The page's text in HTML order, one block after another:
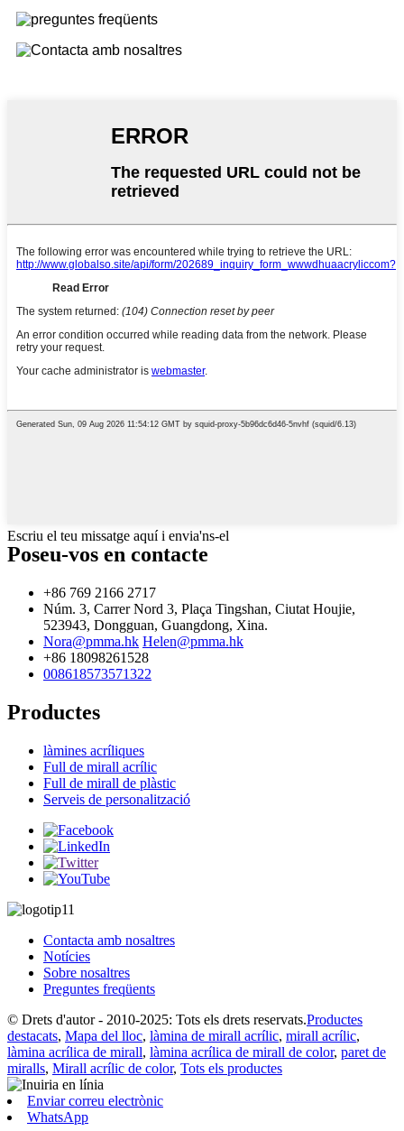
Escriu el teu missatge aquí i envia'ns-el
Poseu-vos en contacte
+86 769 2166 2717
Núm. 3, Carrer Nord 3, Plaça Tingshan, Ciutat Houjie,
523943, Dongguan, Guangdong, Xina.
Nora@pmma.hk Helen@pmma.hk
+86 18098261528
008618573571322
Productes
làmines acríliques
Full de mirall acrílic
Full de mirall de plàstic
Serveis de personalització
Contacta amb nosaltres
Notícies
Sobre nosaltres
Preguntes freqüents
© Drets d'autor - 2010-2025: Tots els drets reservats.Productes
destacats, Mapa del lloc, làmina de mirall acrílic, mirall acrílic,
làmina acrílica de mirall, làmina acrílica de mirall de color, paret de
miralls, Mirall acrílic de color, Tots els productes
Enviar correu electrònic
WhatsApp